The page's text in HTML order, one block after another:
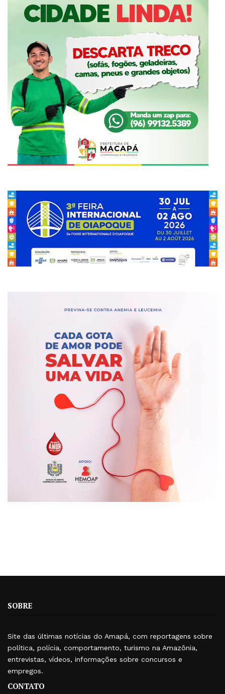
SOBRE
Site das últimas notícias do Amapá, com reportagens sobre
política, polícia, comportamento, turismo na Amazônia,
entrevistas, vídeos, informações sobre concursos e
empregos.
CONTATO